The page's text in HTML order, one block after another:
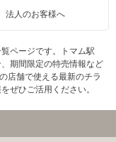
法人のお客様へ
ページです。トマム駅
期間限定の特売情報など
店舗で使える最新のチラ
ぜひご活用ください。